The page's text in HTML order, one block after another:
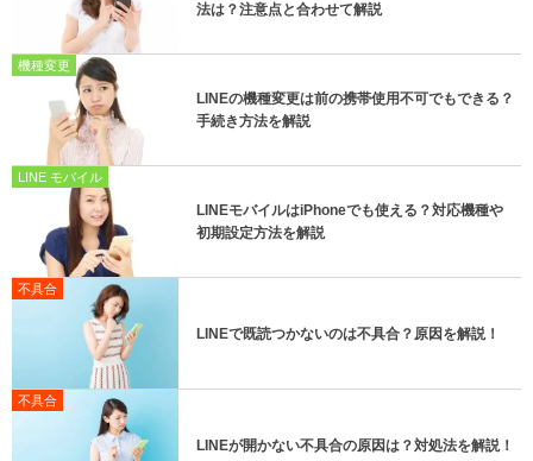
法は？注意点と合わせて解説
機種変更
LINEの機種変更は前の携帯使用不可でもできる？
手続き方法を解説
LINE モバイル
LINEモバイルはiPhoneでも使える？対応機種や
初期設定方法を解説
不具合
LINEで既読つかないのは不具合？原因を解説！
不具合
LINEが開かない不具合の原因は？対処法を解説！